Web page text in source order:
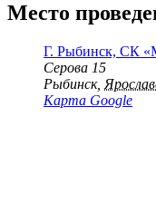
Место
Г. Рыбинск, СК
Серова 15
Рыбинск,
Карта Google